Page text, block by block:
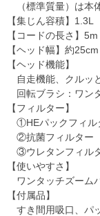
（標準質量）は本
【集じん容積】1.3L
【コードの長さ】5m
【ヘッド幅】約25cm
【ヘッド機能】
自走機能、クルッ
回転ブラシ：ワン
【フィルター】
①HEパックフィル
②抗菌フィルター
③ウレタンフィル
【使いやすさ】
ワンタッチズーム
【付属品】
すき間用吸口、パ